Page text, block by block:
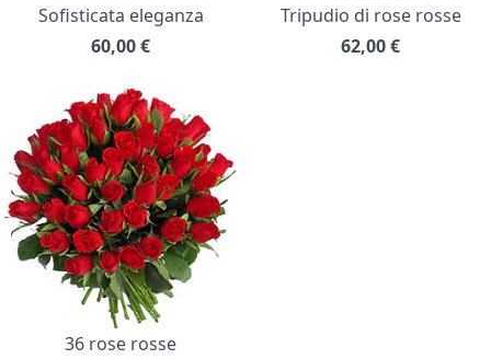
Sofisticata eleganza
60,00€
Tripudio di rose rosse
62,00€
36 rose rosse